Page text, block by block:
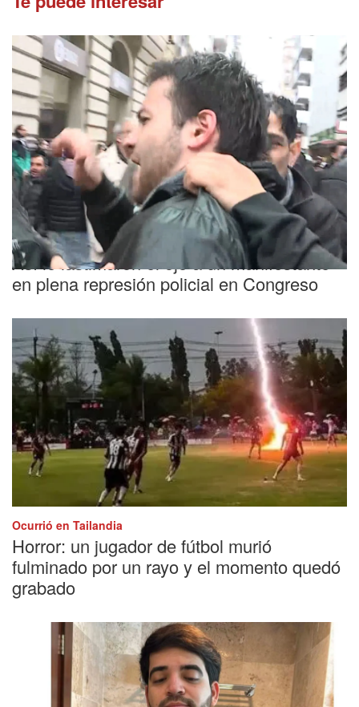
Congreso
Así le lastimaron el ojo a un manifestante
en plena represión policial en Congreso
Ocurrió en Tailandia
Horror: un jugador de fútbol murió
fulminado por un rayo y el momento quedó
grabado